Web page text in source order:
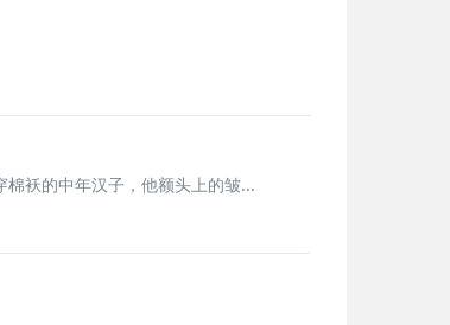
袄的中年汉子，他额头上的皱...